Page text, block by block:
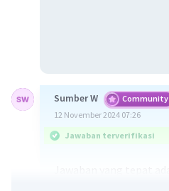
Sumber W Community
12 November 2024 07:26
Jawaban terverifikasi